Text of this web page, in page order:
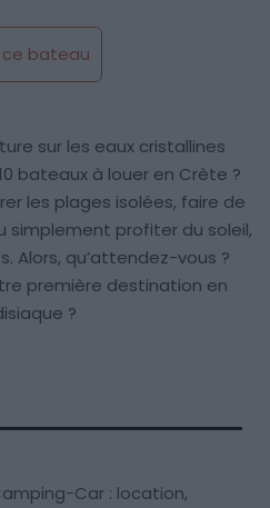
ce bateau
sur les eaux cristallines
bateaux à louer en Crète ?
les plages isolées, faire de
simplement profiter du soleil,
Alors, qu’attendez-vous ?
première destination en
?
Car : location,